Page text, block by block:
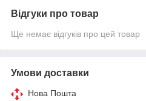
Відгуки про товар
Ще немає відгуків про цей товар
Умови доставки
Нова Пошта